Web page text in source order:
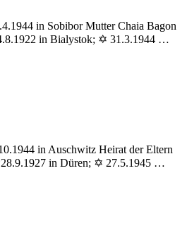
in Sobibor Mutter Chaia Bagon
in Bialystok; ✡ 31.3.1944 …
in Auschwitz Heirat der Eltern
in Düren; ✡ 27.5.1945 …